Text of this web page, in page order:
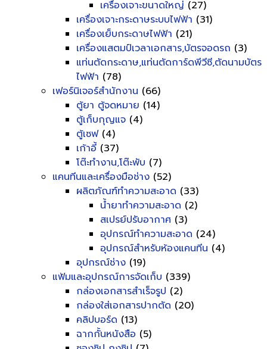
เครื่องเจาะขนาดใหญ่ (27)
เครื่องเจาะกระดาษระบบไฟฟ้า (31)
เครื่องเย็บกระดาษไฟฟ้า (21)
เครื่องแสตมป์เวลาเอกสาร,บัตรจอดรถ (3)
แท่นตัดกระดาษ,แท่นตัดการ์ดพีวีซี,ตัดนามบัตร
ไฟฟ้า (78)
เฟอร์นิเจอร์สำนักงาน (66)
ตู้ยา ตู้จดหมาย (14)
ตู้เก็บกุญแจ (4)
ตู้เซฟ(4)
เก้าอี้ (37)
โต๊ะทำงาน,โต๊ะพับ (7)
แคนทีนและเครื่องมือช่าง (52)
ผลิตภัณฑ์ทำความสะอาด (33)
น้ำยาทำความสะอาด (2)
สเปรย์ปรับอากาศ (3)
อุปกรณ์ทำความสะอาด (24)
อุปกรณ์สำหรับห้องแคนทีน (4)
อุปกรณ์ช่าง (19)
แฟ้มและอุปกรณ์การจัดเก็บ (339)
กล่องเอกสารสำเร็จรูป (2)
กล่องใส่เอกสารปากตัด (20)
คลิปบอร์ด (13)
ฉากกั้นหนังสือ (5)